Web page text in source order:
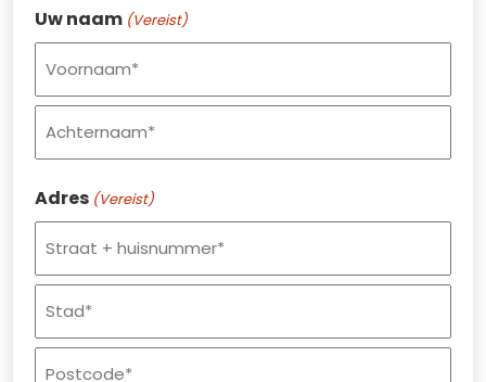
Uw naam (Vereist)
Voornaam
Adres (Vereist)
Straat
huisnummer
Plaats